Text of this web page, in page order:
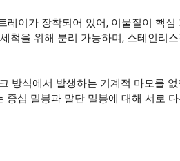
레이가 장착되어 있어, 이물질이 핵심
척을 위해 분리 가능하며, 스테인리스
방식에서 발생하는 기계적 마모를 없
중심 밀봉과 말단 밀봉에 대해 서로